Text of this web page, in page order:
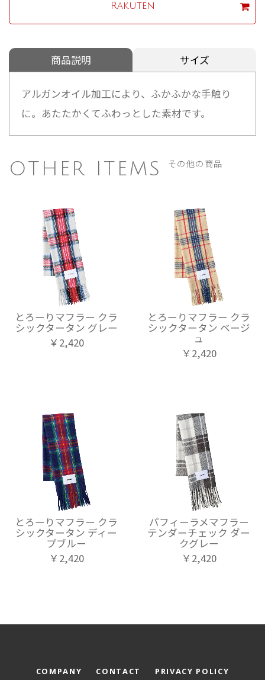
Rakuten
商品説明 サイズ
アルガンオイル加工により、ふかふかな手触り
に。あたたかくてふわっとした素材です。
OTHER ITEMS その他の商品
とろーりマフラー クラ
シックタータン グレー
￥2,420
とろーりマフラー クラ
シックタータン ベージ
ュ
￥2,420
とろーりマフラー クラ
シックタータン ディー
プブルー
￥2,420
パフィーラメマフラー
テンダーチェック ダー
クグレー
￥2,420
COMPANY CONTACT PRIVACY POLICY